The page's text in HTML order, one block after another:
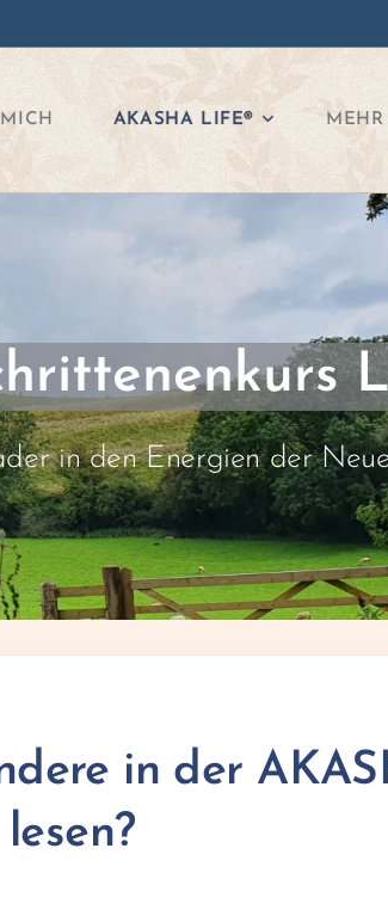
AKASHA LIFE® MEHR
in den Energien der
in der